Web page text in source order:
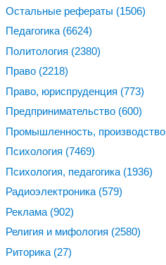
Остальные рефераты (1506)
Педагогика (6624)
Политология (2380)
Право (2218)
Право, юриспруденция (773)
Предпринимательство (600)
Промышленность, производство
Психология (7469)
Психология, педагогика (1936)
Радиоэлектроника (579)
Реклама (902)
Религия и мифология (2580)
Риторика (27)